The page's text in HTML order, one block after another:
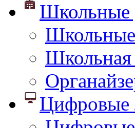
Школьные
Школьная
Цифровые